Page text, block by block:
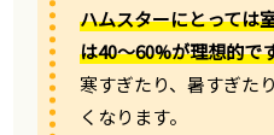
ハムスターにとっては
は40〜60%が理想的で
寒すぎたり、暑すぎた
くなります。